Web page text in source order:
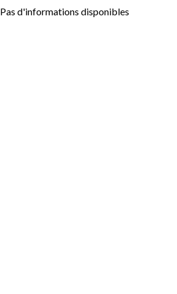
Pas d'informations disponibles